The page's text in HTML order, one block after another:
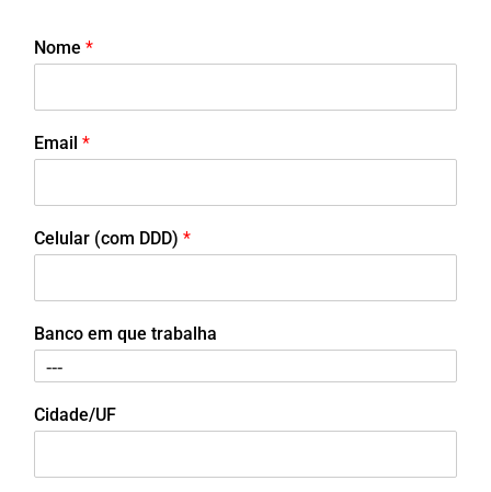
Nome *
Email *
Celular (com DDD) *
Banco em que trabalha
Cidade/UF